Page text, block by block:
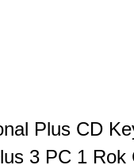
Plus CD
3 PC 1 Rok